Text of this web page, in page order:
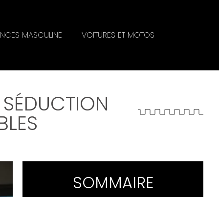
MASCULINE VOITURES ET MOTOS
SOMMAIRE